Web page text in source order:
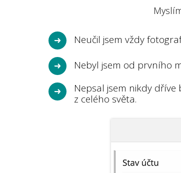
Neučil jsem vždy
Nebyl jsem od prvního
Nepsal jsem nikdy
z celého světa.